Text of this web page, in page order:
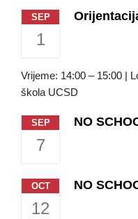
SEP
1
Vrijeme: 14:00 – 15:00 |
škola UCSD
SEP
7
NO
OCT
12
NO